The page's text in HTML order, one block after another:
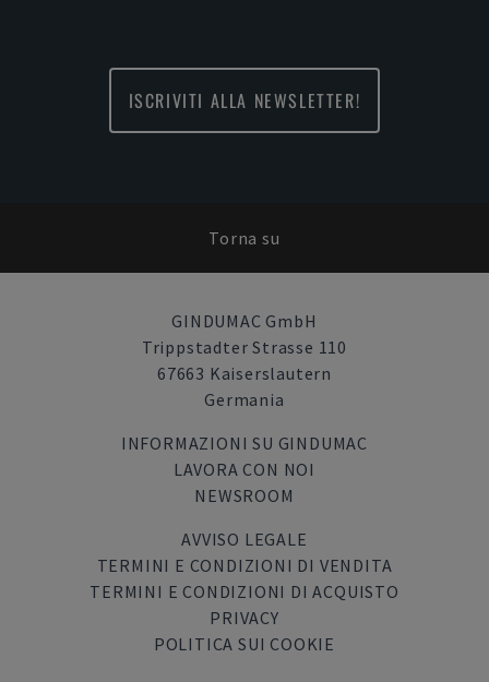
ISCRIVITI ALLA NEWSLETTER!
Torna su
GINDUMAC GmbH
Trippstadter Strasse 110
67663 Kaiserslautern
Germania
INFORMAZIONI SU GINDUMAC
LAVORA CON NOI
NEWSROOM
AVVISO LEGALE
TERMINI E CONDIZIONI DI VENDITA
TERMINI E CONDIZIONI DI ACQUISTO
PRIVACY
POLITICA SUI COOKIE